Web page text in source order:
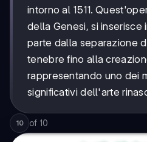
intorno al 1511.
della Genesi, si inserisce
parte dalla separazione
tenebre fino alla
rappresentando uno dei
significativi dell'arte
10 of 10